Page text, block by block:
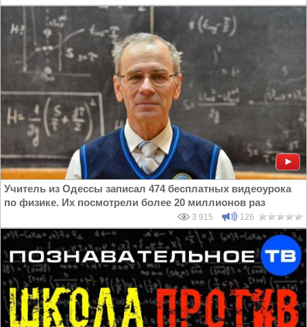
Учитель из Одессы записал 474 бесплатных видеоурока
по физике. Их посмотрели более 20 миллионов раз
3 915 126